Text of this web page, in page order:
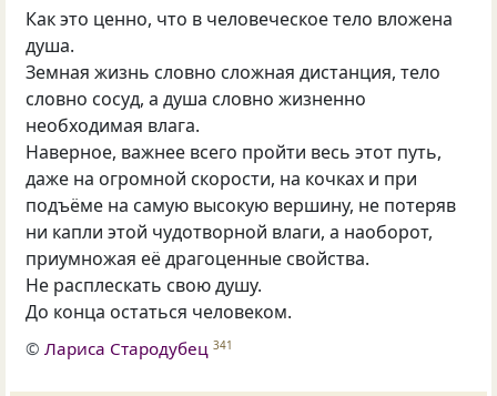
Как это ценно, что в человеческое тело вложена
душа.
Земная жизнь словно сложная дистанция, тело
словно сосуд, а душа словно жизненно
необходимая влага.
Наверное, важнее всего пройти весь этот путь,
даже на огромной скорости, на кочках и при
подъёме на самую высокую вершину, не потеряв
ни капли этой чудотворной влаги, а наоборот,
приумножая её драгоценные свойства.
Не расплескать свою душу.
До конца остаться человеком.
©Лариса Стародубец 341